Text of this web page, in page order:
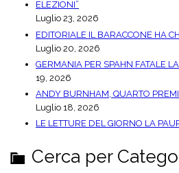
ELEZIONI”
Luglio 23, 2026
EDITORIALE IL BARACCONE HA
Luglio 20, 2026
GERMANIA PER SPAHN FATALE
19, 2026
ANDY BURNHAM, QUARTO
Luglio 18, 2026
LE LETTURE DEL GIORNO LA
Cerca per